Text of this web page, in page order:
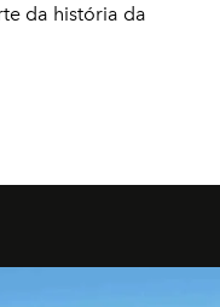
da história da